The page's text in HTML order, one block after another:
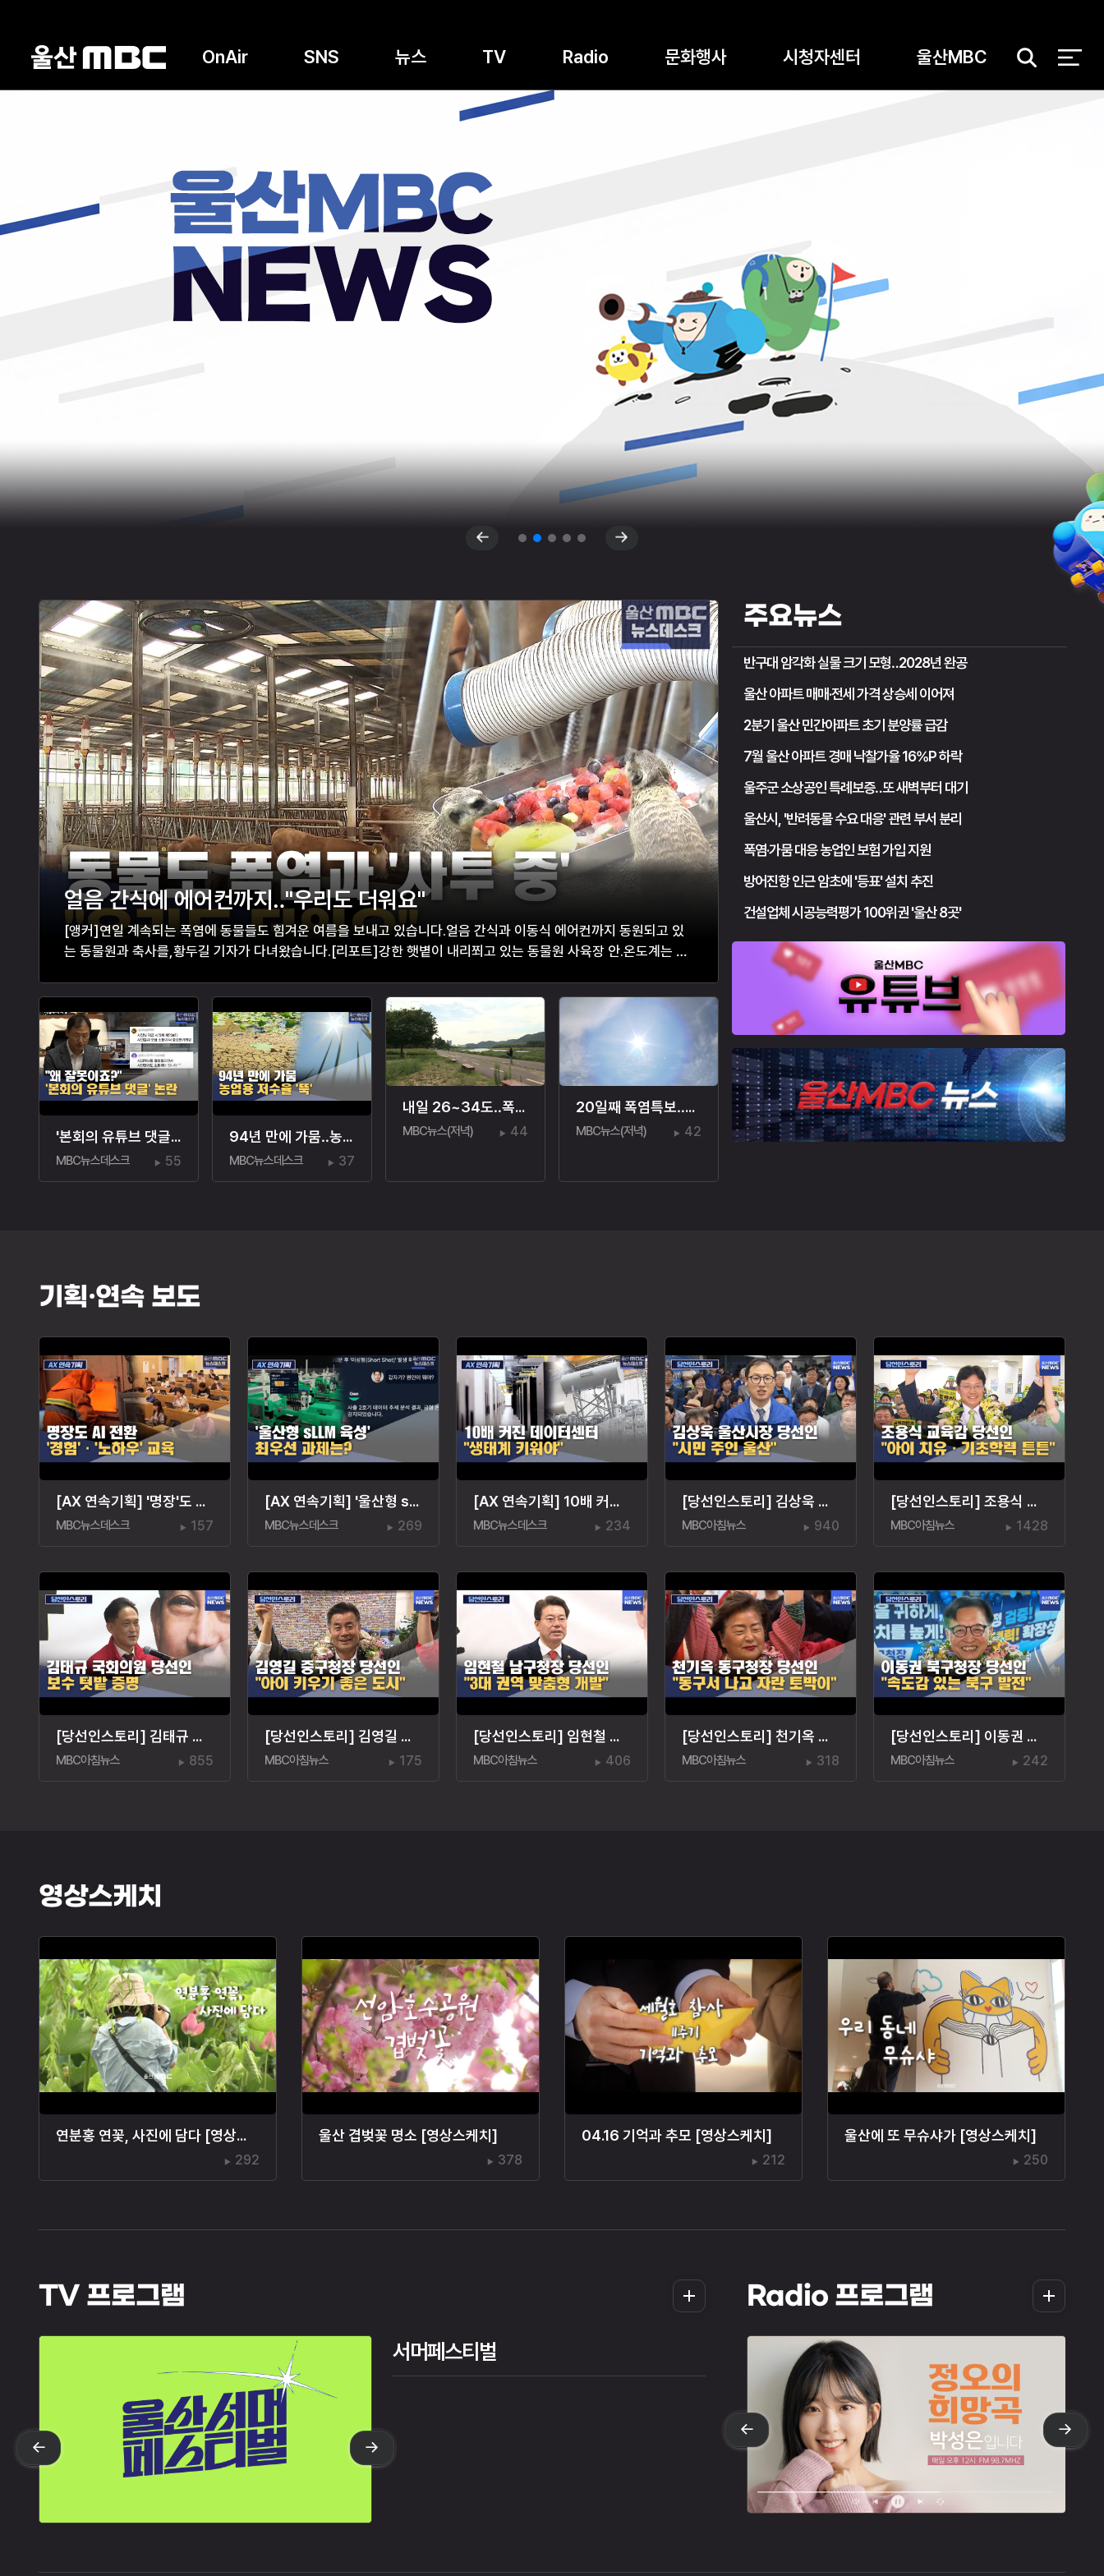
OnAir SNS 뉴스 TV Radio 문화행사 시청자센터 울산MBC
검
주요뉴스
얼음 간식에 에어컨까지‥"우리도 더워요"
[앵커]연일 계속되는 폭염에 동물들도 힘겨운 여름을 보내고 있습니다.얼음 간식과 이동식 에어컨까지 동원되고 있
는 동물원과 축사를,황두길 기자가 다녀왔습니다.[리포트]강한 햇볕이 내리쬐고 있는 동물원 사육장 안.온도계는 바
'본회의 유튜브 댓글' 논란.."왜 잘못이죠?"
MBC뉴스데스크 55
94년 만에 가뭄‥농업용 저수율 '뚝'
MBC뉴스데스크 37
내일 26~34도‥폭염·열대야주의보
MBC뉴스(저녁) 44
20일째 폭염특보‥온열질환자 110명
MBC뉴스(저녁) 42
반구대 암각화 실물 크기 모형‥2028년 완공
울산 아파트 매매·전세 가격 상승세 이어져
2분기 울산 민간아파트 초기 분양률 급감
7월 울산 아파트 경매 낙찰가율 16%P 하락
울주군 소상공인 특례보증‥또 새벽부터 대기
울산시, '반려동물 수요 대응' 관련 부서 분리
폭염·가뭄 대응 농업인 보험 가입 지원
방어진항 인근 암초에 '등표' 설치 추진
건설업체 시공능력평가 100위권 '울산 8곳'
기획·연속 보도
[AX 연속기획] '명장'도 AI 전환‥"경험·노하우도 교육"
MBC뉴스데스크 157
[AX 연속기획] '울산형 sLLM 육성' 최우선 과제는?
MBC뉴스데스크 269
[AX 연속기획] 10배 커진 데이터센터 "생태계 키워야"
MBC뉴스데스크 234
[당선인스토리] 김상욱 울산시장 당선인 "시민 주인 울산"
MBC아침뉴스 940
[당선인스토리] 조용식 교육감 당선인‥"아이 치유"
MBC아침뉴스 1428
[당선인스토리] 김태규 국회의원 당선인‥"울산 발전"
MBC아침뉴스 855
[당선인스토리] 김영길 중구청장 당선인 "아이 키우기 좋은 도시"
MBC아침뉴스 175
[당선인스토리] 임현철 남구청장 당선인‥"권역 개발"
MBC아침뉴스 406
[당선인스토리] 천기옥 동구청장 당선인 "동구 토박이"
MBC아침뉴스 318
[당선인스토리] 이동권 북구청장 당선인 "경험은 힘"
MBC아침뉴스 242
영상스케치
연분홍 연꽃, 사진에 담다 [영상스케치]
292
울산 겹벚꽃 명소 [영상스케치]
378
04.16 기억과 추모 [영상스케치]
212
울산에 또 무슈샤가 [영상스케치]
250
TV 프로그램
서머페스티벌목
목 21시 00분
월 화 수
더
보
Radio 프로그램
더
보
기